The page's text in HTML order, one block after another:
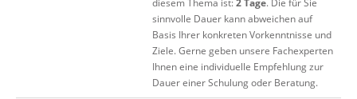
diesem Thema ist:2 Tage. Die für Sie
sinnvolle Dauer kann abweichen auf
Basis Ihrer konkreten Vorkenntnisse und
Ziele. Gerne geben unsere Fachexperten
Ihnen eine individuelle Empfehlung zur
Dauer einer Schulung oder Beratung.